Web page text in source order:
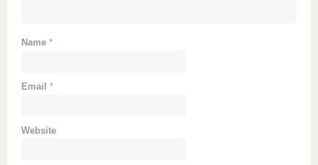
Name *
Email *
Website